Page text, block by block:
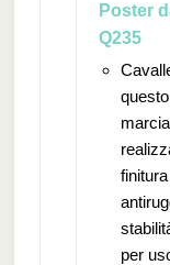
Poster
Q235
per